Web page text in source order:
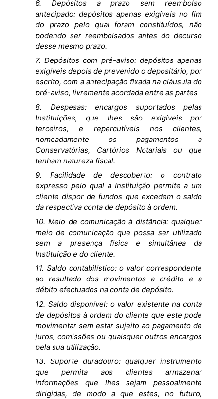
6. Depósitos a prazo sem reembolso
antecipado: depósitos apenas exigíveis no fim
do prazo pelo qual foram constituídos, não
podendo ser reembolsados antes do decurso
desse mesmo prazo.
7. Depósitos com pré-aviso: depósitos apenas
exigíveis depois de prevenido o depositário, por
escrito, com a antecipação fixada na cláusula do
pré-aviso, livremente acordada entre as partes
8. Despesas: encargos suportados pelas
Instituições, que lhes são exigíveis por
terceiros, e repercutíveis nos clientes,
nomeadamente os pagamentos a
Conservatórias, Cartórios Notariais ou que
tenham natureza fiscal.
9. Facilidade de descoberto: o contrato
expresso pelo qual a Instituição permite a um
cliente dispor de fundos que excedem o saldo
da respectiva conta de depósito à ordem.
10. Meio de comunicação à distância: qualquer
meio de comunicação que possa ser utilizado
sem a presença física e simultânea da
Instituição e do cliente.
11. Saldo contabilístico: o valor correspondente
ao resultado dos movimentos a crédito e a
débito efectuados na conta de depósito.
12. Saldo disponível: o valor existente na conta
de depósitos à ordem do cliente que este pode
movimentar sem estar sujeito ao pagamento de
juros, comissões ou quaisquer outros encargos
pela sua utilização.
13. Suporte duradouro: qualquer instrumento
que permita aos clientes armazenar
informações que lhes sejam pessoalmente
dirigidas, de modo a que estes, no futuro,